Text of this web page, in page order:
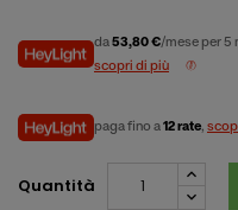
da53,80 €/mese per 5
scopri di più
paga fino a12 rate,
Quantità